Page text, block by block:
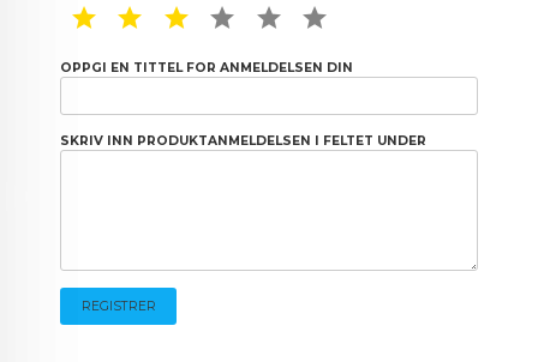
1 STAR2 STAR3 STAR4 STAR5 STAR
OPPGI EN TITTEL FOR ANMELDELSEN DIN
SKRIV INN PRODUKTANMELDELSEN I FELTET UNDER